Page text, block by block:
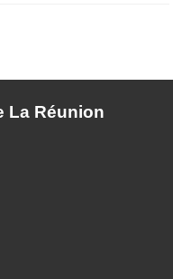
La Réunion